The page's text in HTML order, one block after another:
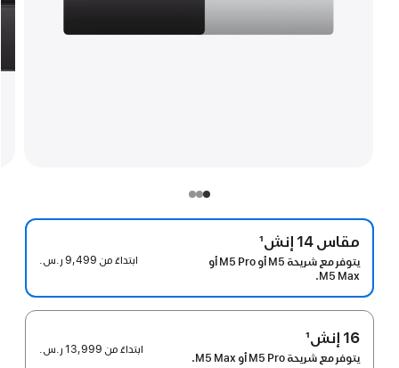
مقاس 14 إنش 1
يتوفر مع شريحة M5 أو M5 Pro أو
M5 Max.
ابتداءً من 9,499 ر.س.‏
16 إنش 1
يتوفر مع شريحة M5 Pro أو M5 Max.
ابتداءً من 13,999 ر.س.‏